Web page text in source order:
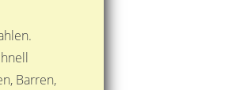
Barren,